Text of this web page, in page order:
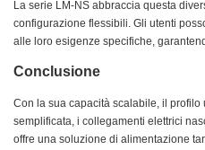
La serie LM-NS abbraccia questa
configurazione flessibili. Gli utenti
alle loro esigenze specifiche,
Conclusione
Con la sua capacità scalabile, il profilo
semplificata, i collegamenti elettrici
offre una soluzione di alimentazione